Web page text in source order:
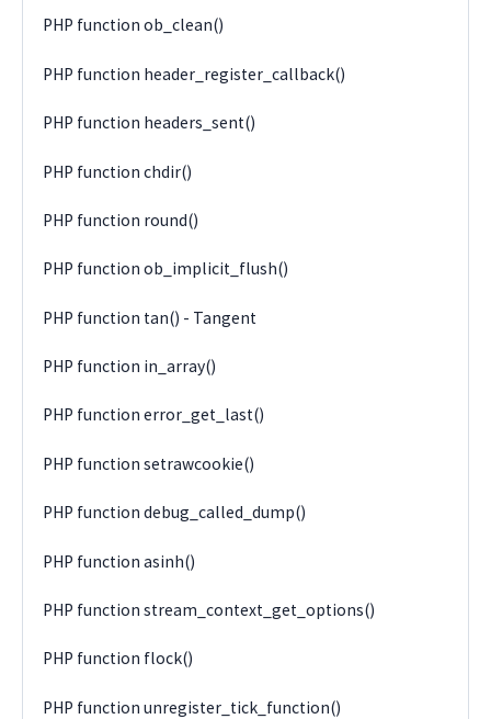
PHP function ob_clean()
PHP function header_register_callback()
PHP function headers_sent()
PHP function chdir()
PHP function round()
PHP function ob_implicit_flush()
PHP function tan() - Tangent
PHP function in_array()
PHP function error_get_last()
PHP function setrawcookie()
PHP function debug_called_dump()
PHP function asinh()
PHP function stream_context_get_options()
PHP function flock()
PHP function unregister_tick_function()